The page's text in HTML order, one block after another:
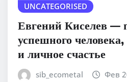
UNCATEGORISED
Евгений Киселев —
успешного
и личное счастье
sib_ecometal Фев